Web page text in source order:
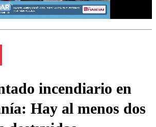
incendiario en
Hay al menos dos